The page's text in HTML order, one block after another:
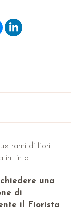
rami di fiori
in tinta.
una
di
il Fiorista